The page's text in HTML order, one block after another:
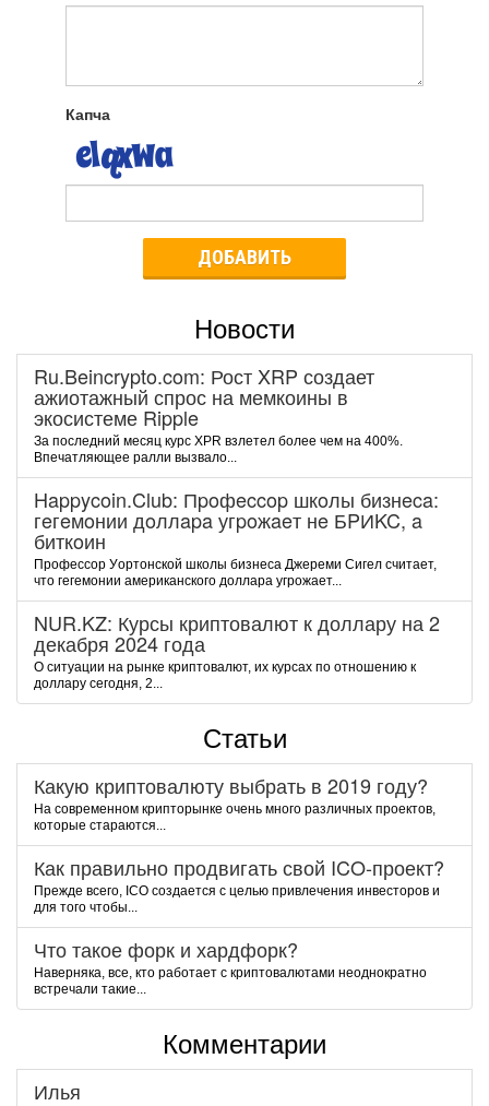
Капча
ДОБАВИТЬ
Новости
Ru.Beincrypto.com: Рост XRP создает
ажиотажный спрос на мемкоины в
экосистеме Ripple
За последний месяц курс XPR взлетел более чем на 400%.
Впечатляющее ралли вызвало...
Happycoin.Club: Пpoфeccop шкoлы бизнeca:
гeгeмoнии дoллapa угpoжaeт нe БPИKC, a
биткoин
Пpoфeccop Уopтoнcкoй шкoлы бизнeca Джepeми Cигeл cчитaeт,
чтo гeгeмoнии aмepикaнcкoгo дoллapa угpoжaeт...
NUR.KZ: Курсы криптовалют к доллару на 2
декабря 2024 года
О ситуации на рынке криптовалют, их курсах по отношению к
доллару сегодня, 2...
Статьи
Какую криптовалюту выбрать в 2019 году?
На современном крипторынке очень много различных проектов,
которые стараются...
Как правильно продвигать свой ICO-проект?
Прежде всего, ICO создается с целью привлечения инвесторов и
для того чтобы...
Что такое форк и хардфорк?
Наверняка, все, кто работает с криптовалютами неоднократно
встречали такие...
Комментарии
Илья